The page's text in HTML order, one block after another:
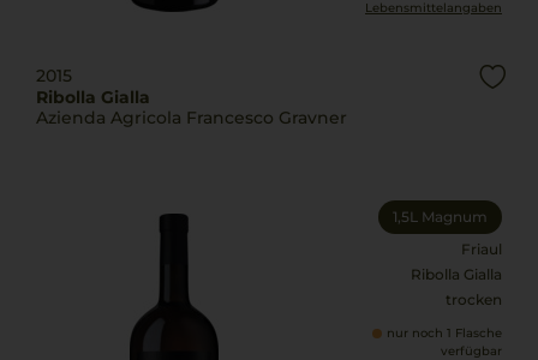
Lebensmittel­angaben
2015
Ribolla Gialla
Azienda Agricola Francesco Gravner
1,5L Magnum
Friaul
Ribolla Gialla
trocken
nur noch 1 Flasche
verfügbar